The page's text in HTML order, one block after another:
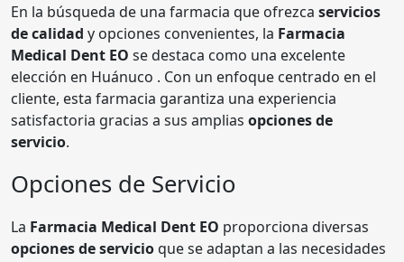
En la búsqueda de una farmacia que ofrezca servicios
de calidad y opciones convenientes, la Farmacia
Medical Dent EO se destaca como una excelente
elección en Huánuco . Con un enfoque centrado en el
cliente, esta farmacia garantiza una experiencia
satisfactoria gracias a sus amplias opciones de
servicio.
Opciones de Servicio
La Farmacia Medical Dent EO proporciona diversas
opciones de servicioque se adaptan a las necesidades